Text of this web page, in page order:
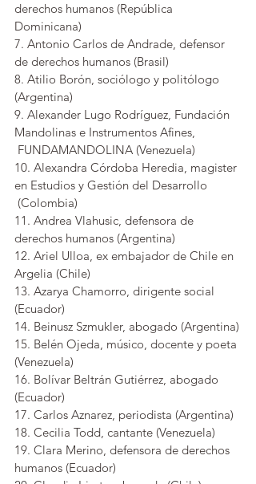
derechos humanos (República
Dominicana)
7. Antonio Carlos de Andrade, defensor
de derechos humanos (Brasil)
8. Atilio Borón, sociólogo y politólogo
(Argentina)
9. Alexander Lugo Rodríguez, Fundación
Mandolinas e Instrumentos Afines,
FUNDAMANDOLINA (Venezuela)
10. Alexandra Córdoba Heredia, magister
en Estudios y Gestión del Desarrollo
(Colombia)
11. Andrea Vlahusic, defensora de
derechos humanos (Argentina)
12. Ariel Ulloa, ex embajador de Chile en
Argelia (Chile)
13. Azarya Chamorro, dirigente social
(Ecuador)
14. Beinusz Szmukler, abogado (Argentina)
15. Belén Ojeda, músico, docente y poeta
(Venezuela)
16. Bolívar Beltrán Gutiérrez, abogado
(Ecuador)
17. Carlos Aznarez, periodista (Argentina)
18. Cecilia Todd, cantante (Venezuela)
19. Clara Merino, defensora de derechos
humanos (Ecuador)